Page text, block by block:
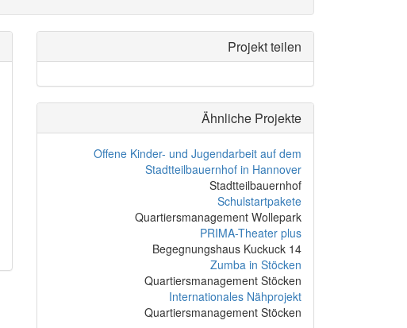
Projekt teilen
Ähnliche Projekte
Offene Kinder- und Jugendarbeit auf dem
Stadtteilbauernhof in Hannover
Stadtteilbauernhof
Schulstartpakete
Quartiersmanagement Wollepark
PRIMA-Theater plus
Begegnungshaus Kuckuck 14
Zumba in Stöcken
Quartiersmanagement Stöcken
Internationales Nähprojekt
Quartiersmanagement Stöcken